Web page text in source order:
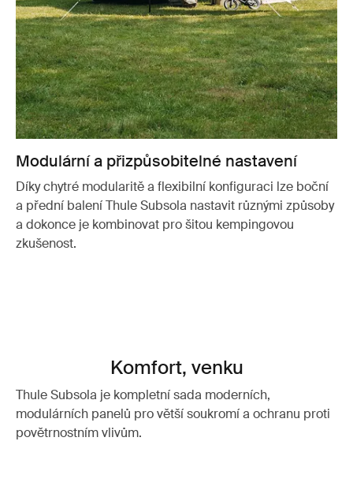
Modulární a přizpůsobitelné nastavení
Díky chytré modularitě a flexibilní konfiguraci lze boční
a přední balení Thule Subsola nastavit různými způsoby
a dokonce je kombinovat pro šitou kempingovou
zkušenost.
Komfort, venku
Thule Subsola je kompletní sada moderních,
modulárních panelů pro větší soukromí a ochranu proti
povětrnostním vlivům.